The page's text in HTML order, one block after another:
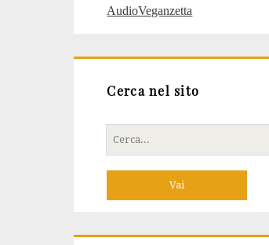
AudioVeganzetta
Cerca nel sito
Cerca
per: